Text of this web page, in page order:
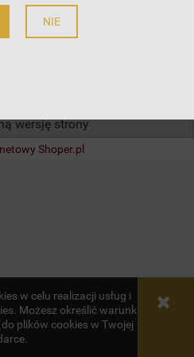
NIE
w celu realizacji usług i
Możesz określić warunki
plików cookies w Twojej
wersję strony
Shoper.pl